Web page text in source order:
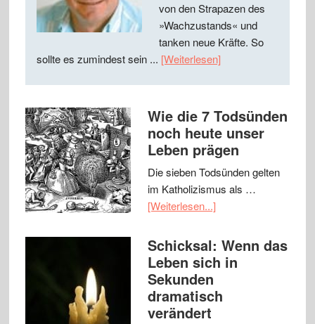
von den Strapazen des
»Wachzustands« und
tanken neue Kräfte. So
sollte es zumindest sein ... [Weiterlesen]
Wie die 7 Todsünden
noch heute unser
Leben prägen
Die sieben Todsünden gelten
im Katholizismus als …
[Weiterlesen...]
Schicksal: Wenn das
Leben sich in
Sekunden
dramatisch
verändert